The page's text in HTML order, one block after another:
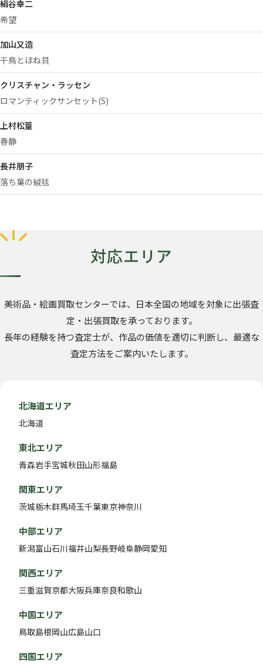
絹谷幸二
希望
加山又造
千鳥とほね貝
クリスチャン・ラッセン
ロマンティックサンセット(S)
上村松篁
春静
長井朋子
落ち葉の絨毯
対応エリア
美術品・絵画買取センターでは、日本全国の地域を対象に出張査
定・出張買取を承っております。
長年の経験を持つ査定士が、作品の価値を適切に判断し、最適な
査定方法をご案内いたします。
北海道エリア
北海道
東北エリア
青森岩手宮城秋田山形福島
関東エリア
茨城栃木群馬埼玉千葉東京神奈川
中部エリア
新潟富山石川福井山梨長野岐阜静岡愛知
関西エリア
三重滋賀京都大阪兵庫奈良和歌山
中国エリア
鳥取島根岡山広島山口
四国エリア